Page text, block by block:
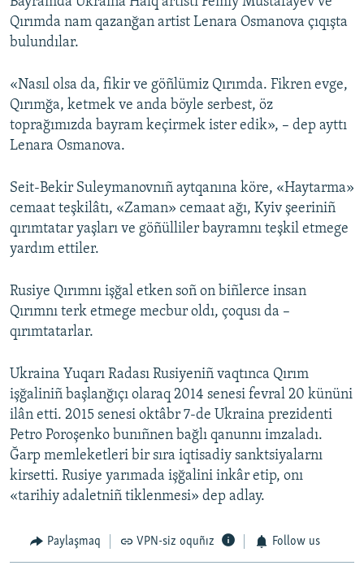
Qırımda nam qazanğan artist Lenara Osmanova çıqışta
bulundılar.
«Nasıl olsa da, fikir ve göñlümiz Qırımda. Fikren evge,
Qırımğa, ketmek ve anda böyle serbest, öz
toprağımızda bayram keçirmek ister edik», – dep ayttı
Lenara Osmanova.
Seit-Bekir Suleymanovnıñ aytqanına köre, «Haytarma»
cemaat teşkilâtı, «Zaman» cemaat ağı, Kyiv şeeriniñ
qırımtatar yaşları ve göñülliler bayramnı teşkil etmege
yardım ettiler.
Rusiye Qırımnı işğal etken soñ on biñlerce insan
Qırımnı terk etmege mecbur oldı, çoqusı da –
qırımtatarlar.
Ukraina Yuqarı Radası Rusiyeniñ vaqtınca Qırım
işğaliniñ başlanğıçı olaraq 2014 senesi fevral 20 kününi
ilân etti. 2015 senesi oktâbr 7-de Ukraina prezidenti
Petro Poroşenko bunıñnen bağlı qanunnı imzaladı.
Ğarp memleketleri bir sıra iqtisadiy sanktsiyalarnı
kirsetti. Rusiye yarımada işğalini inkâr etip, onı
«tarihiy adaletniñ tiklenmesi» dep adlay.
Paylaşmaq VPN-siz oquñız Follow us